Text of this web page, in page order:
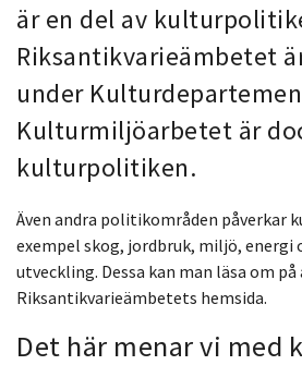
är en del av
Riksantikvarieämbetet
under
Kulturmiljöarbetet är
kulturpolitiken.
Även andra politikområden påverkar
exempel skog, jordbruk, miljö, energi
utveckling. Dessa kan man läsa om på
Riksantikvarieämbetets hemsida.
Det här menar vi